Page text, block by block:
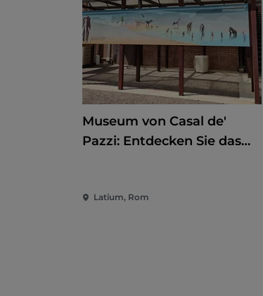
Museum von Casal de'
Pazzi: Entdecken Sie das
Latium, Rom